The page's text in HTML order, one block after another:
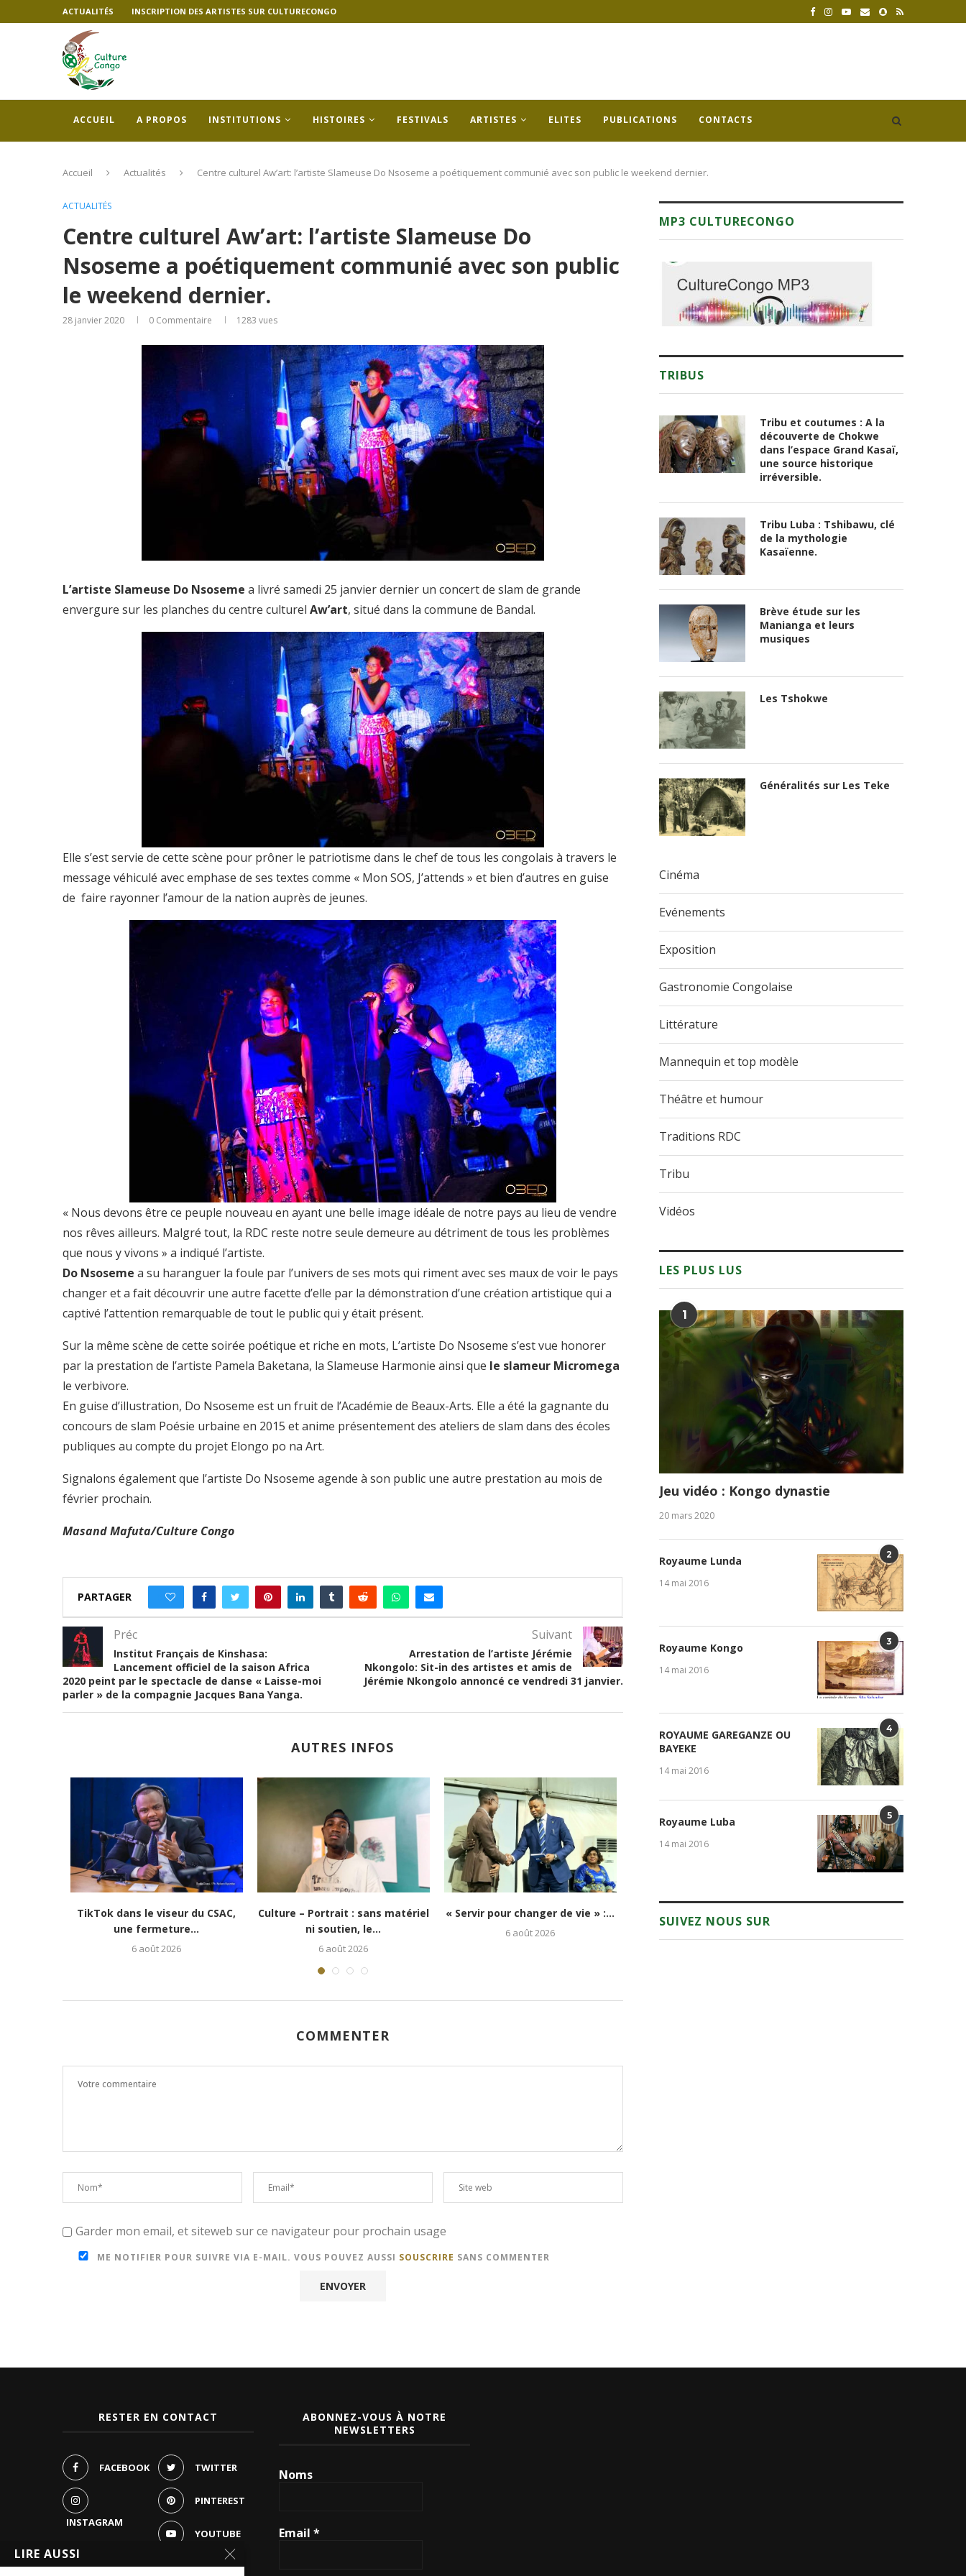
ACTUALITÉS INSCRIPTION DES ARTISTES SUR CULTURECONGO
ACCUEIL A PROPOS INSTITUTIONS HISTOIRES FESTIVALS ARTISTES ELITES PUBLICATIONS CONTACTS
Accueil Actualités Centre culturel Aw’art: l’artiste Slameuse Do Nsoseme a poétiquement communié avec son public le weekend dernier.
ACTUALITÉS
Centre culturel Aw’art: l’artiste Slameuse Do
Nsoseme a poétiquement communié avec son public
le weekend dernier.
28 janvier 2020 0 Commentaire 1283 vues
L’artiste Slameuse Do Nsoseme a livré samedi 25 janvier dernier un concert de slam de grande
envergure sur les planches du centre culturel Aw’art, situé dans la commune de Bandal.
Elle s’est servie de cette scène pour prôner le patriotisme dans le chef de tous les congolais à travers le
message véhiculé avec emphase de ses textes comme « Mon SOS, J’attends » et bien d’autres en guise
de faire rayonner l’amour de la nation auprès de jeunes.
« Nous devons être ce peuple nouveau en ayant une belle image idéale de notre pays au lieu de vendre
nos rêves ailleurs. Malgré tout, la RDC reste notre seule demeure au détriment de tous les problèmes
que nous y vivons » a indiqué l’artiste.
Do Nsoseme a su haranguer la foule par l’univers de ses mots qui riment avec ses maux de voir le pays
changer et a fait découvrir une autre facette d’elle par la démonstration d’une création artistique qui a
captivé l’attention remarquable de tout le public qui y était présent.
Sur la même scène de cette soirée poétique et riche en mots, L’artiste Do Nsoseme s’est vue honorer
par la prestation de l’artiste Pamela Baketana, la Slameuse Harmonie ainsi que le slameur Micromega
le verbivore.
En guise d’illustration, Do Nsoseme est un fruit de l’Académie de Beaux-Arts. Elle a été la gagnante du
concours de slam Poésie urbaine en 2015 et anime présentement des ateliers de slam dans des écoles
publiques au compte du projet Elongo po na Art.
Signalons également que l’artiste Do Nsoseme agende à son public une autre prestation au mois de
février prochain.
Masand Mafuta/Culture Congo
PARTAGER
Préc
Institut Français de Kinshasa:
Lancement officiel de la saison Africa
2020 peint par le spectacle de danse « Laisse-moi
parler » de la compagnie Jacques Bana Yanga.
Suivant
Arrestation de l’artiste Jérémie
Nkongolo: Sit-in des artistes et amis de
Jérémie Nkongolo annoncé ce vendredi 31 janvier.
AUTRES INFOS
Culture-Portrait : Cena Toth, un
jeune rappeur déterminé...
5 août 2026
Lubumbashi : Kongo 26Street
redonne espoir aux enfants...
5 août 2026
Festival Congo Mboka Vibe : la
jeunesse kinoise...
congolaise refuse l’oubli et...
COMMENTER
Garder mon email, et siteweb sur ce navigateur pour prochain usage
ME NOTIFIER POUR SUIVRE VIA E-MAIL. VOUS POUVEZ AUSSI SOUSCRIRE SANS COMMENTER
MP3 CULTURECONGO
TRIBUS
Tribu et coutumes : A la
découverte de Chokwe
dans l’espace Grand Kasaï,
une source historique
irréversible.
Tribu Luba : Tshibawu, clé
de la mythologie
Kasaïenne.
Brève étude sur les
Manianga et leurs
musiques
Les Tshokwe
Généralités sur Les Teke
Cinéma
Evénements
Exposition
Gastronomie Congolaise
Littérature
Mannequin et top modèle
Théâtre et humour
Traditions RDC
Tribu
Vidéos
LES PLUS LUS
1
Jeu vidéo : Kongo dynastie
20 mars 2020
2
Royaume Lunda
14 mai 2016
3
Royaume Kongo
14 mai 2016
4
ROYAUME GAREGANZE OU
BAYEKE
14 mai 2016
5
Royaume Luba
14 mai 2016
SUIVEZ NOUS SUR
RESTER EN CONTACT
FACEBOOK TWITTER
INSTAGRAM
PINTEREST
YOUTUBE
WHATSAPP
ABONNEZ-VOUS À NOTRE
NEWSLETTERS
Noms
Email*
LIRE AUSSI